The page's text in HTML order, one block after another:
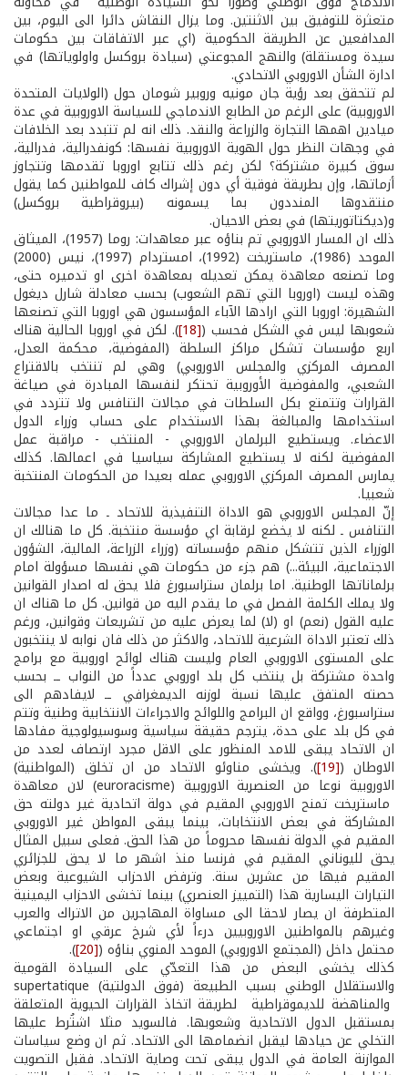
متعثرة للتوفيق بين الاثنتين. وما يزال النقاش دائرا الى اليوم، بين
المدافعين عن الطريقة الحكومية (اي عبر الاتفاقات بين حكومات
سيدة ومستقلة) والنهج المجوعتي (سيادة بروكسل واولوياتها) في
ادارة الشأن الاوروبي الاتحادي.
لم تتحقق بعد رؤية جان مونيه وروبير شومان حول (الولايات المتحدة
الاوروبية) على الرغم من الطابع الاندماجي للسياسة الاوروبية في عدة
ميادين اهمها التجارة والزراعة والنقد. ذلك انه لم تتبدد بعد الخلافات
في وجهات النظر حول الهوية الاوروبية نفسها: كونفدرالية، فدرالية،
سوق كبيرة مشتركة؟ لكن رغم ذلك تتابع اوروبا تقدمها وتتجاوز
أزماتها، وإن بطريقة فوقية أي دون إشراك كاف للمواطنين كما يقول
منتقدوها المنددون بما يسمونه (بيروقراطية بروكسل)
و(ديكتاتوريتها) في بعض الاحيان.
ذلك ان المسار الاوروبي تم بناؤه عبر معاهدات: روما (1957)، الميثاق
الموحد (1986)، ماستريخت (1992)، امستردام (1997)، نيس (2000)
وما تصنعه معاهدة يمكن تعديله بمعاهدة اخرى او تدميره حتى،
وهذه ليست (اوروبا التي تهم الشعوب) بحسب معادلة شارل ديغول
الشهيرة: اوروبا التي ارادها الآباء المؤسسون هي اوروبا التي تصنعها
شعوبها ليس في الشكل فحسب ([18] ). لكن في اوروبا الحالية هناك
اربع مؤسسات تشكل مراكز السلطة (المفوضية، محكمة العدل،
المصرف المركزي والمجلس الاوروبي) وهي لم تنتخب بالاقتراع
الشعبي، والمفوضية الأوروبية تحتكر لنفسها المبادرة في صياغة
القرارات وتتمتع بكل السلطات في مجالات التنافس ولا تتردد في
استخدامها والمبالغة بهذا الاستخدام على حساب وزراء الدول
الاعضاء. ويستطيع البرلمان الاوروبي - المنتخب - مراقبة عمل
المفوضية لكنه لا يستطيع المشاركة سياسيا في اعمالها. كذلك
يمارس المصرف المركزي الاوروبي عمله بعيدا من الحكومات المنتخبة
شعبيا.
إنّ المجلس الاوروبي هو الاداة التنفيذية للاتحاد ـ ما عدا مجالات
التنافس ـ لكنه لا يخضع لرقابة اي مؤسسة منتخبة. كل ما هنالك ان
الوزراء الذين تتشكل منهم مؤسساته (وزراء الزراعة، المالية، الشؤون
الاجتماعية، البيئة...) هم جزء من حكومات هي نفسها مسؤولة امام
برلماناتها الوطنية. اما برلمان ستراسبورغ فلا يحق له اصدار القوانين
ولا يملك الكلمة الفصل في ما يقدم اليه من قوانين. كل ما هناك ان
عليه القول (نعم) او (لا) لما يعرض عليه من تشريعات وقوانين، ورغم
ذلك تعتبر الاداة الشرعية للاتحاد، والاكثر من ذلك فان نوابه لا ينتخبون
على المستوى الاوروبي العام وليست هناك لوائح اوروبية مع برامج
واحدة مشتركة بل ينتخب كل بلد اوروبي عدداً من النواب ــ بحسب
حصته المتفق عليها نسبة لوزنه الديمغرافي ــ لايفادهم الى
ستراسبورغ، وواقع ان البرامج واللوائح والاجراءات الانتخابية وطنية وتتم
في كل بلد على حدة، يترجم حقيقة سياسية وسوسيولوجية مفادها
ان الاتحاد يبقى للامد المنظور على الاقل مجرد ارتصاف لعدد من
الاوطان ([19] ). ويخشى مناوئو الاتحاد من ان تخلق (المواطنية)
الاوروبية نوعا من العنصرية الاوروبية (euroracisme) لان معاهدة
ماستريخت تمنح الاوروبي المقيم في دولة اتحادية غير دولته حق
المشاركة في بعض الانتخابات، بينما يبقى المواطن غير الاوروبي
المقيم في الدولة نفسها محروماً من هذا الحق. فعلى سبيل المثال
يحق لليوناني المقيم في فرنسا منذ اشهر ما لا يحق للجزائري
المقيم فيها من عشرين سنة. وترفض الاحزاب الشيوعية وبعض
التيارات اليسارية هذا (التمييز العنصري) بينما تخشى الاحزاب اليمينية
المتطرفة ان يصار لاحقا الى مساواة المهاجرين من الاتراك والعرب
وغيرهم بالمواطنين الاوروبيين درءاً لأي شرخ عرقي او اجتماعي
محتمل داخل (المجتمع الاوروبي) الموحد المنوي بناؤه ([20]
).
كذلك يخشى البعض من هذا التعدّي على السيادة القومية
والاستقلال الوطني بسبب الطبيعة (فوق الدولتية) supertatique
والمناهضة للديموقراطية لطريقة اتخاذ القرارات الحيوية المتعلقة
بمستقبل الدول الاتحادية وشعوبها. فالسويد مثلا اشتُرط عليها
التخلي عن حيادها ليقبل انضمامها الى الاتحاد. ثم ان وضع سياسات
الموازنة العامة في الدول يبقى تحت وصاية الاتحاد. فقبل التصويت